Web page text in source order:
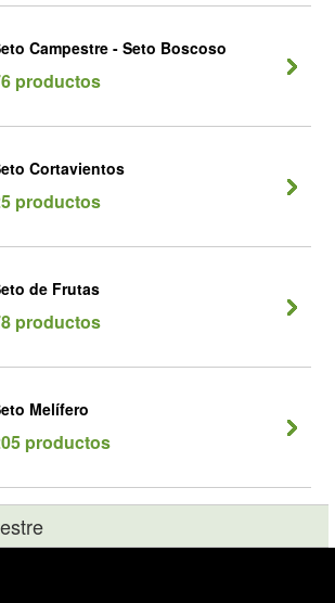
Campestre - Seto Boscoso
productos
Cortavientos
productos
de Frutas
productos
Melífero
productos